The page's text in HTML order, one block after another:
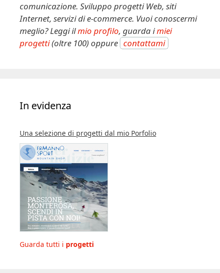
comunicazione. Sviluppo progetti Web, siti
Internet, servizi di e-commerce. Vuoi conoscermi
meglio? Leggi ilmio profilo, guarda imiei
progetti(oltre 100) oppure contattami
In evidenza
Una selezione di progetti dal mio Porfolio
Guarda tutti i progetti